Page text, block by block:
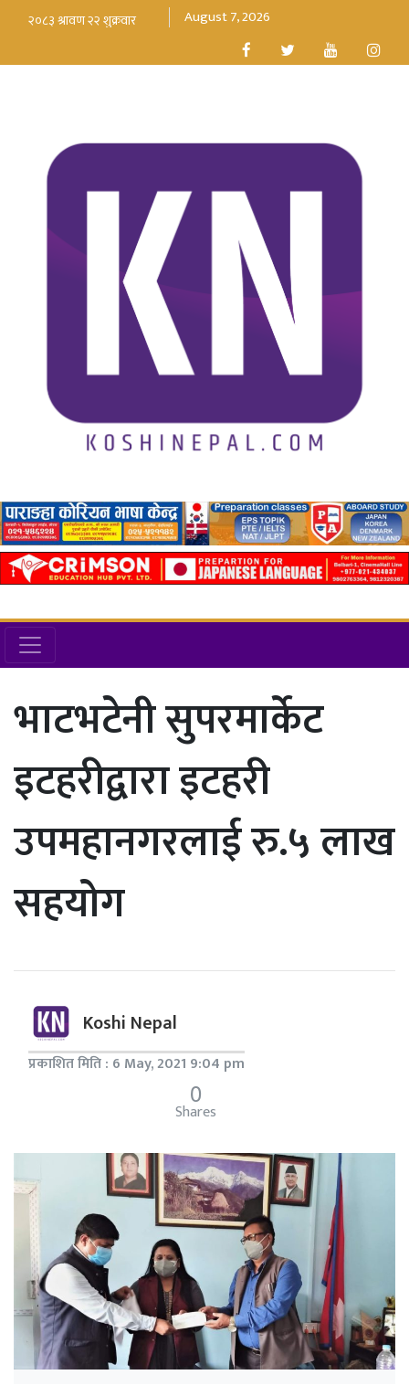
August 7, 2026
भाटभटेनी सुपरमार्केट
इटहरीद्वारा इटहरी
उपमहानगरलाई रु.५ लाख
सहयोग
Koshi Nepal
प्रकाशित मिति : 6 May, 2021 9:04 pm
0
Shares